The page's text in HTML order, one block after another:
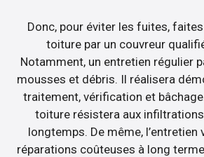
Donc, pour éviter les fuites,
toiture par un couvreur
Notamment, un entretien régulier
mousses et débris. Il réalisera
traitement, vérification et
toiture résistera aux
longtemps. De même, l’entretien
réparations coûteuses à long